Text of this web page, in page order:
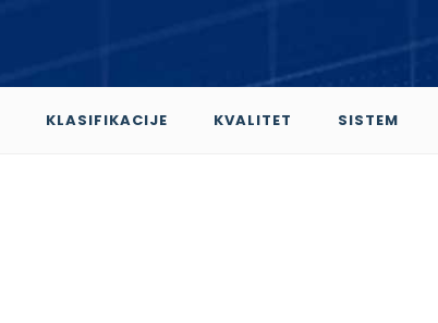
KLASIFIKACIJE KVALITET SISTEM